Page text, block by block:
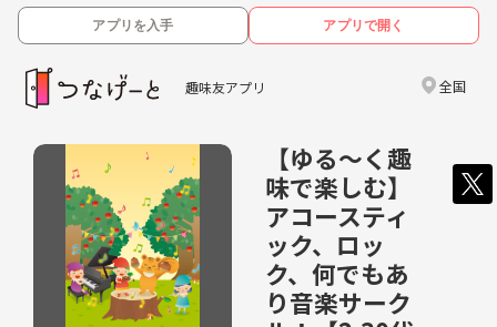
アプリを入手 アプリで開く
趣味友アプリ 全国
【ゆる〜く趣
味で楽しむ】
アコースティ
ック、ロッ
ク、何でもあ
り音楽サーク